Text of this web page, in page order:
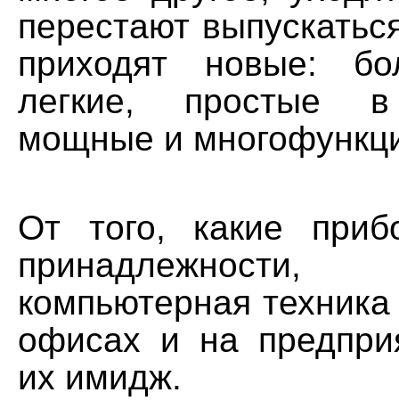
перестают
приходят новые:
легкие, простые в
мощные и
От того, какие
компьютерная
офисах и на
их имидж.